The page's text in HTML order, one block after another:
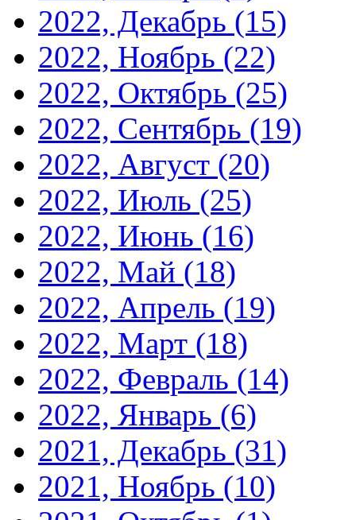
2022, Декабрь (15)
2022, Ноябрь (22)
2022, Октябрь (25)
2022, Сентябрь (19)
2022, Август (20)
2022, Июль (25)
2022, Июнь (16)
2022, Май (18)
2022, Апрель (19)
2022, Март (18)
2022, Февраль (14)
2022, Январь (6)
2021, Декабрь (31)
2021, Ноябрь (10)